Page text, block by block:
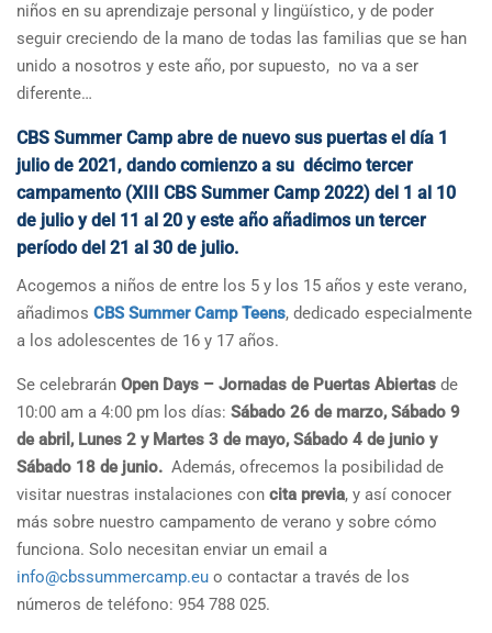
niños en su aprendizaje personal y lingüístico, y de poder
seguir creciendo de la mano de todas las familias que se han
unido a nosotros y este año, por supuesto, no va a ser
diferente…
CBS Summer Camp abre de nuevo sus puertas el día 1
julio de 2021, dando comienzo a su décimo tercer
campamento (XIII CBS Summer Camp 2022) del 1 al 10
de julio y del 11 al 20 y este año añadimos un tercer
período del 21 al 30 de julio.
Acogemos a niños de entre los 5 y los 15 años y este verano,
añadimos CBS Summer Camp Teens, dedicado especialmente
a los adolescentes de 16 y 17 años.
Se celebrarán Open Days – Jornadas de Puertas Abiertas de
10:00 am a 4:00 pm los días: Sábado 26 de marzo, Sábado 9
de abril, Lunes 2 y Martes 3 de mayo, Sábado 4 de junio y
Sábado 18 de junio. Además, ofrecemos la posibilidad de
visitar nuestras instalaciones con cita previa, y así conocer
más sobre nuestro campamento de verano y sobre cómo
funciona. Solo necesitan enviar un email a
info@cbssummercamp.eu o contactar a través de los
números de teléfono: 954 788 025.